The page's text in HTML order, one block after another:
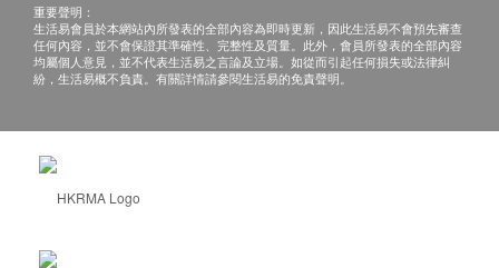
重要聲明：
生活易會員於本網站內所發表的全部內容為即時更新，因此生活易不會預先審查
任何內容，並不會保證其準確性、完整性及質量。此外，會員所發表的全部內容
均屬個人意見，並不代表生活易之言論及立場。如從而引起任何損失或法律糾
紛，生活易概不負責。有關詳情請參閱生活易的免責聲明。